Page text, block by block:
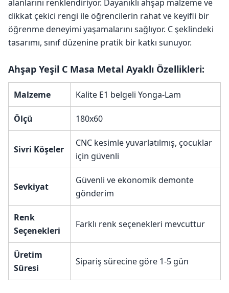
alanlarını renklendiriyor. Dayanıklı ahşap malzeme ve
dikkat çekici rengi ile öğrencilerin rahat ve keyifli bir
öğrenme deneyimi yaşamalarını sağlıyor. C şeklindeki
tasarımı, sınıf düzenine pratik bir katkı sunuyor.
Ahşap Yeşil C Masa Metal Ayaklı Özellikleri:
Malzeme Kalite E1 belgeli Yonga-Lam
Ölçü 180x60
Sivri Köşeler
CNC kesimle yuvarlatılmış, çocuklar
için güvenli
Sevkiyat
Güvenli ve ekonomik demonte
gönderim
Renk
Seçenekleri
Farklı renk seçenekleri mevcuttur
Üretim
Süresi
Sipariş sürecine göre 1-5 gün